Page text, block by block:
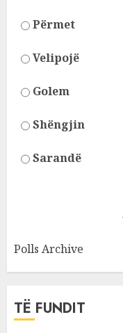
Përmet
Velipojë
Golem
Shëngjin
Sarandë
Polls Archive
TË FUNDIT